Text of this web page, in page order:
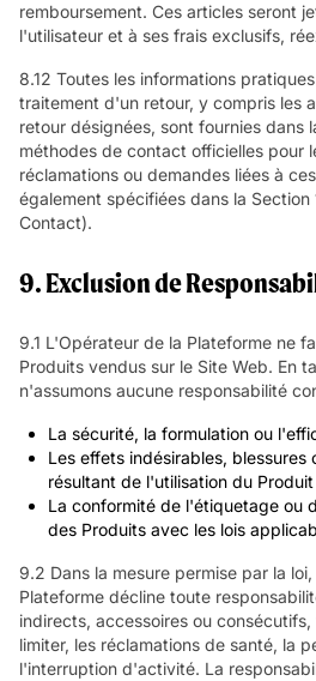
remboursement. Ces articles seront
l'utilisateur et à ses frais exclusifs,
8.12 Toutes les informations
traitement d'un retour, y compris les
retour désignées, sont fournies dans
méthodes de contact officielles pour
réclamations ou demandes liées à
également spécifiées dans la
Contact).
9. Exclusion de
9.1 L'Opérateur de la Plateforme ne
Produits vendus sur le Site Web. En
n'assumons aucune responsabilité
La sécurité, la formulation ou
Les effets indésirables, blessures
résultant de l'utilisation du Produit
La conformité de l'étiquetage ou
des Produits avec les lois
9.2 Dans la mesure permise par la
Plateforme décline toute
indirects, accessoires ou
limiter, les réclamations de santé, la
l'interruption d'activité. La